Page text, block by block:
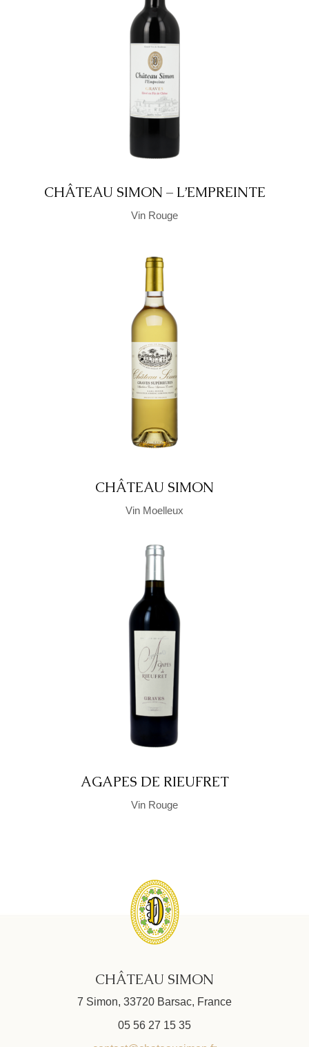
CHÂTEAU SIMON – L’EMPREINTE
Vin Rouge
CHÂTEAU SIMON
Vin Moelleux
AGAPES DE RIEUFRET
Vin Rouge
CHÂTEAU SIMON
7 Simon, 33720 Barsac, France
05 56 27 15 35